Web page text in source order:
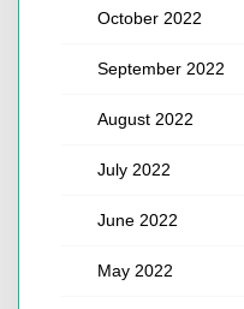
October 2022
September 2022
August 2022
July 2022
June 2022
May 2022